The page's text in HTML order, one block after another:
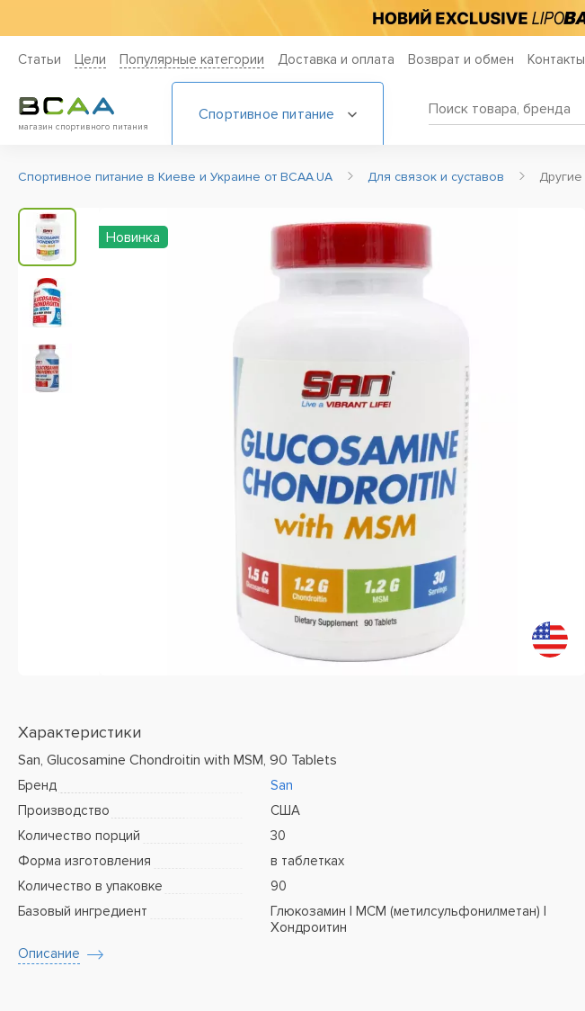
Статьи Цели Популярные категории Доставка и оплата Возврат и обмен Контакты
магазин спортивного питания
Спортивное питание
Спортивное питание в Киеве и Украине от BCAA.UA Для связок и суставов Другие
Новинка
Характеристики
San, Glucosamine Chondroitin with MSM, 90 Tablets
Бренд
San
Производство
США
Количество порций
30
Форма изготовления
в таблетках
Количество в упаковке
90
Базовый ингредиент
Глюкозамин | МСМ (метилсульфонилметан) |
Хондроитин
Описание